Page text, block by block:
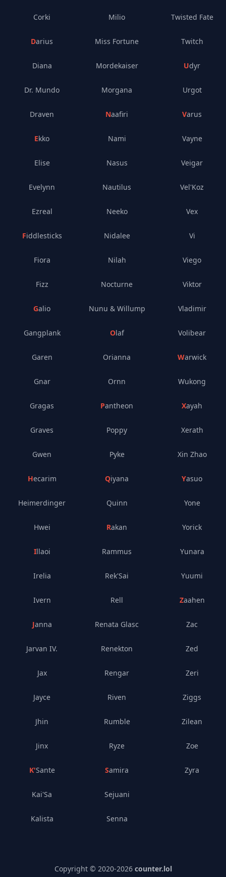
Corki
Darius
Diana
Dr. Mundo
Draven
Ekko
Elise
Evelynn
Ezreal
Fiddlesticks
Fiora
Fizz
Galio
Gangplank
Garen
Gnar
Gragas
Graves
Gwen
Hecarim
Heimerdinger
Hwei
Illaoi
Irelia
Ivern
Janna
Jarvan IV.
Jax
Jayce
Jhin
Jinx
K'Sante
Kai'Sa
Kalista
Milio
Miss Fortune
Mordekaiser
Morgana
Naafiri
Nami
Nasus
Nautilus
Neeko
Nidalee
Nilah
Nocturne
Nunu & Willump
Olaf
Orianna
Ornn
Pantheon
Poppy
Pyke
Qiyana
Quinn
Rakan
Rammus
Rek'Sai
Rell
Renata Glasc
Renekton
Rengar
Riven
Rumble
Ryze
Samira
Sejuani
Senna
Twisted Fate
Twitch
Udyr
Urgot
Varus
Vayne
Veigar
Vel'Koz
Vex
Vi
Viego
Viktor
Vladimir
Volibear
Warwick
Wukong
Xayah
Xerath
Xin Zhao
Yasuo
Yone
Yorick
Yunara
Yuumi
Zaahen
Zac
Zed
Zeri
Ziggs
Zilean
Zoe
Zyra
Copyright © 2020-2026 counter.lol